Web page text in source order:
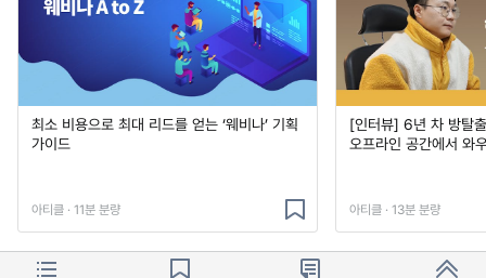
최소 비용으로 최대 리드를 얻는 ‘웨비나’ 기획
가이드
아티클 · 11분 분량
[인터뷰] 6년 차 방탈
오프라인 공간에서 와
아티클 · 13분 분량